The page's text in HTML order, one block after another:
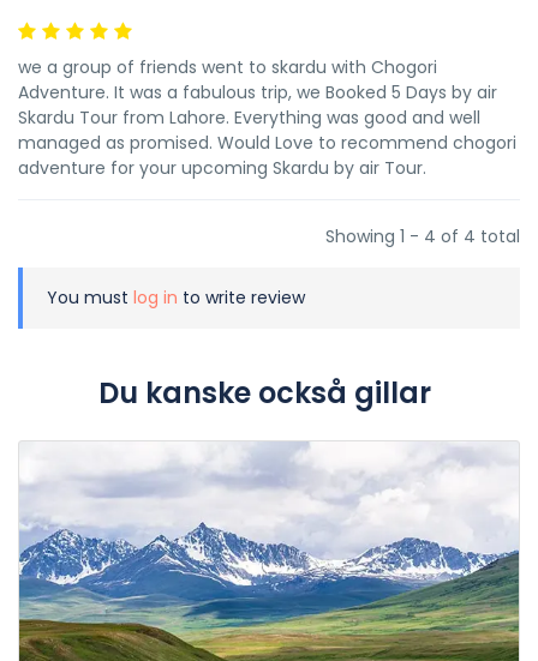
we a group of friends went to skardu with Chogori
Adventure. It was a fabulous trip, we Booked 5 Days by air
Skardu Tour from Lahore. Everything was good and well
managed as promised. Would Love to recommend chogori
adventure for your upcoming Skardu by air Tour.
Showing 1 - 4 of 4 total
You must log in to write review
Du kanske också gillar